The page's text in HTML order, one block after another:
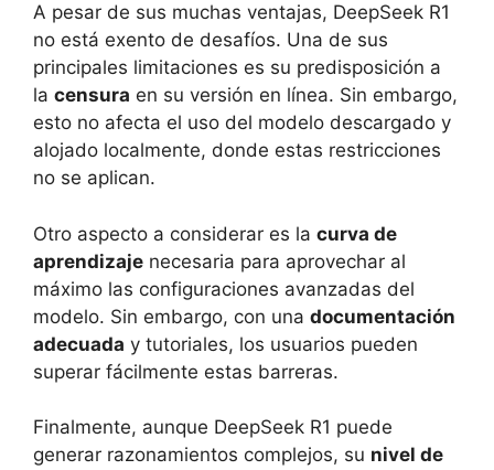
A pesar de sus muchas ventajas, DeepSeek R1
no está exento de desafíos. Una de sus
principales limitaciones es su predisposición a
la censura en su versión en línea. Sin embargo,
esto no afecta el uso del modelo descargado y
alojado localmente, donde estas restricciones
no se aplican.
Otro aspecto a considerar es la curva de
aprendizaje necesaria para aprovechar al
máximo las configuraciones avanzadas del
modelo. Sin embargo, con una documentación
adecuada y tutoriales, los usuarios pueden
superar fácilmente estas barreras.
Finalmente, aunque DeepSeek R1 puede
generar razonamientos complejos, su nivel de